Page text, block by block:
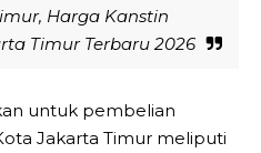
Harga Kanstin
Timur Terbaru 2026
untuk pembelian
Jakarta Timur meliputi